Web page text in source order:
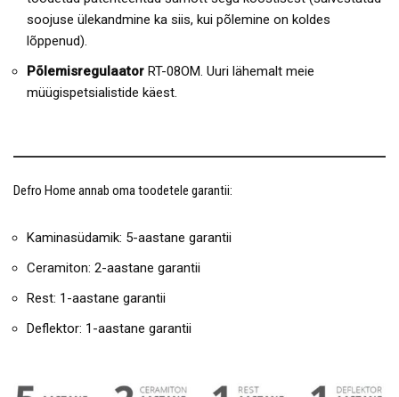
soojuse ülekandmine ka siis, kui põlemine on koldes
lõppenud).
Põlemisregulaator RT-08OM. Uuri lähemalt meie
müügispetsialistide käest.
Defro Home annab oma toodetele garantii:
Kaminasüdamik: 5-aastane garantii
Ceramiton: 2-aastane garantii
Rest: 1-aastane garantii
Deflektor: 1-aastane garantii